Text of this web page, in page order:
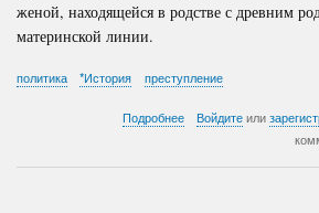
женой, находящейся в родстве с древним
материнской линии.
политика *История преступление
Подробнее
переворота
Войдите или